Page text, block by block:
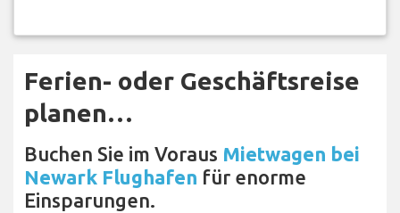
Ferien- oder Geschäftsreise
planen…
Buchen Sie im Voraus Mietwagen bei
Newark Flughafen für enorme
Einsparungen.